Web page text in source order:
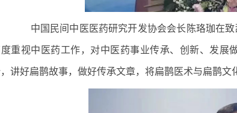
中国民间中医医药研究开发协会会长陈珞珈在致
重视中医药工作，对中医药事业传承、创新、发
讲好扁鹊故事，做好传承文章，将扁鹊医术与扁鹊文